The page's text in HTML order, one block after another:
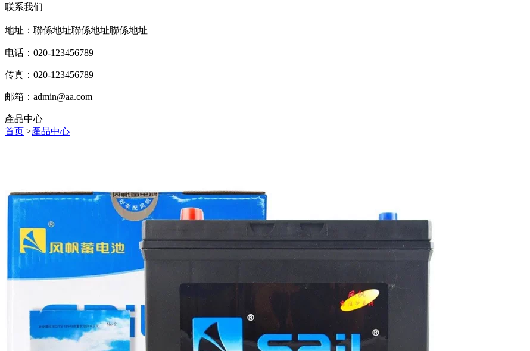
联系我们
地址：聯係地址聯係地址聯係地址
电话：020-123456789
传真：020-123456789
邮箱： admin@aa.com
產品中心
首页 >產品中心